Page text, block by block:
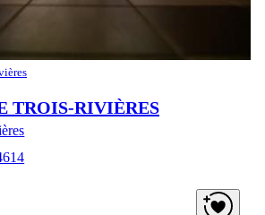
TROIS-RIVIÈRES